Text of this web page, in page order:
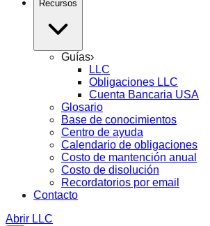
Recursos
Guías›
LLC
Obligaciones LLC
Cuenta Bancaria USA
Glosario
Base de conocimientos
Centro de ayuda
Calendario de obligaciones
Costo de mantención anual
Costo de disolución
Recordatorios por email
Contacto
Abrir LLC